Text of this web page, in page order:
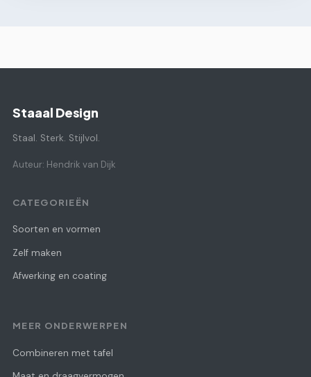
Staaal Design
Staal. Sterk. Stijlvol.
Auteur: Hendrik van Dijk
CATEGORIEËN
Soorten en vormen
Zelf maken
Afwerking en coating
MEER ONDERWERPEN
Combineren met tafel